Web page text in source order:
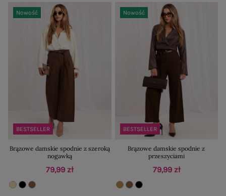
BESTSELLER
Nowość
Brązowe damskie spodnie z szeroką
nogawką
79,99 zł
BESTSELLER
Nowość
Brązowe damskie spodnie z
przeszyciami
79,99 zł